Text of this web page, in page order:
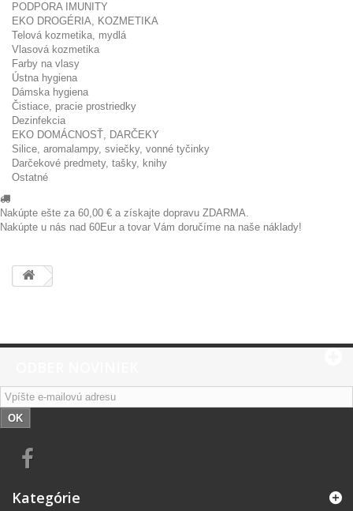
PODPORA IMUNITY
EKO DROGÉRIA, KOZMETIKA
Telová kozmetika, mydlá
Vlasová kozmetika
Farby na vlasy
Ústna hygiena
Dámska hygiena
Čistiace, pracie prostriedky
Dezinfekcia
EKO DOMÁCNOSŤ, DARČEKY
Silice, aromalampy, sviečky, vonné tyčinky
Darčekové predmety, tašky, knihy
Ostatné
Nakúpte ešte za 60,00 € a získajte dopravu ZDARMA.
Nakúpte u nás nad 60Eur a tovar Vám doručíme na naše náklady!
OK
Kategórie